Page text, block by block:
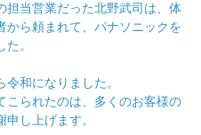
担当営業だった北野武司は、体
から頼まれて、パナソニックを
。
和になりました。
こられたのは、多くのお客様の
し上げます。